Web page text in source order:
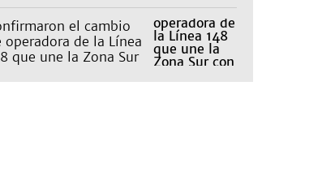
el cambio
operadora de la Línea
que une la Zona Sur